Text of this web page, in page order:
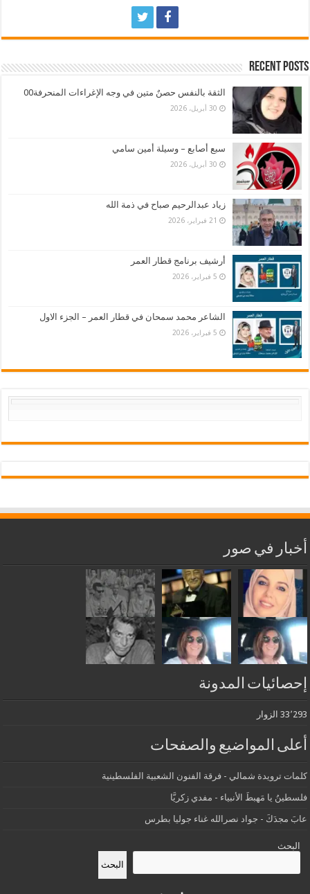
Recent Posts
الثقة بالنفس حصنٌ متين في وجه الإغراءات المنحرفة00
30 أبريل، 2026
سبع أصابع – وسيلة أمين سامي
30 أبريل، 2026
زياد عبدالرحيم صباح في ذمة الله
21 فبراير، 2026
أرشيف برنامج قطار العمر
5 فبراير، 2026
الشاعر محمد سمحان في قطار العمر – الجزء الاول
5 فبراير، 2026
أخبار في صور
إحصائيات المدونة
33٬293 الزوار
أعلى المواضيع والصفحات
كلمات ترويدة شمالي - فرقة الفنون الشعبية الفلسطينية
فلسطينُ يا مَهبطَ الأنبياء - مفدي زكريَّا
عابَ مجدَكَ - جواد نصرالله غناء جوليا بطرس
البحث
البحث